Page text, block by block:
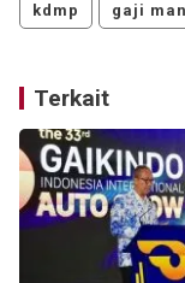
kdmp gaji
Terkait